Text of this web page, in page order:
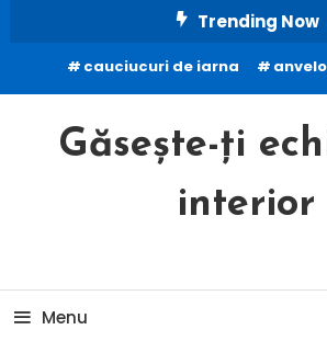
Content
Trending Now
cauciucuri de iarna
Găsește-ți
interior
Menu